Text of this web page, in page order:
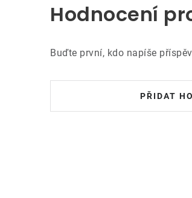
Hodnocení
Buďte první, kdo napíše
PŘIDAT